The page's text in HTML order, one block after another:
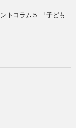
トコラム５ 「子ども